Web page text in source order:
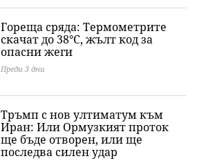
Гореща сряда: Термометрите
скачат до 38°C, жълт код за
опасни жеги
Преди 3 дни
Тръмп с нов ултиматум към
Иран: Или Ормузкият проток
ще бъде отворен, или ще
последва силен удар